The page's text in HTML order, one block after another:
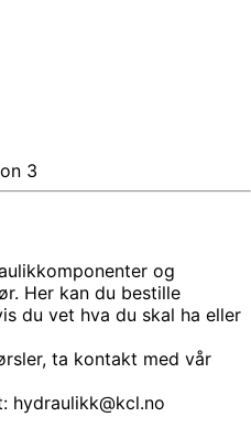
3
og
Her kan du bestille
du vet hva du skal ha eller
ta kontakt med vår
hydraulikk@kcl.no